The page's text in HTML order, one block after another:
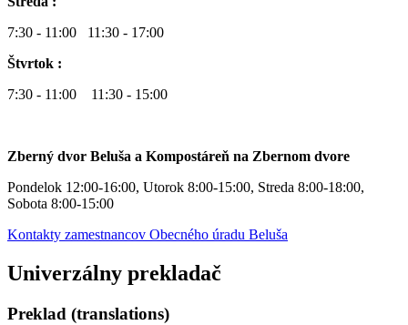
7:30 - 11:00 11:30 - 17:00
Štvrtok :
7:30 - 11:00 11:30 - 15:00
Zberný dvor Beluša a Kompostáreň na Zbernom dvore
Pondelok 12:00-16:00, Utorok 8:00-15:00, Streda 8:00-18:00,
Sobota 8:00-15:00
Kontakty zamestnancov Obecného úradu Beluša
Univerzálny prekladač
Preklad (translations)